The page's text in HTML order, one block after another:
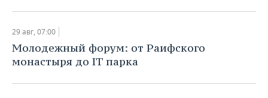
ВУЗЫ ТАТАРСТАНА
КОМУ ПРИНАДЛЕЖАТ
ТОРГОВЫЕ ЦЕНТРЫ
БАНКИ
БЮДЖЕТ
ИНВЕСТИЦИИ
ПРОМЫШЛЕННОСТИ
АГРОПРОМ
МАШИНОСТРОЕНИЕ
НОВОСТИ НЕДВИЖИМОСТИ
АВТО
НОВОСТИ АВТО
БИЗНЕС
НОВОСТИ БИЗНЕСА
ТЕХНОЛОГИИ
29 авг, 07:00
Молодежный форум: от Раифского
монастыря до IT парка